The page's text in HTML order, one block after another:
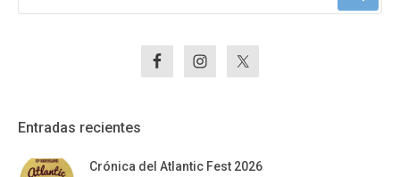
Entradas recientes
Crónica del Atlantic Fest 2026